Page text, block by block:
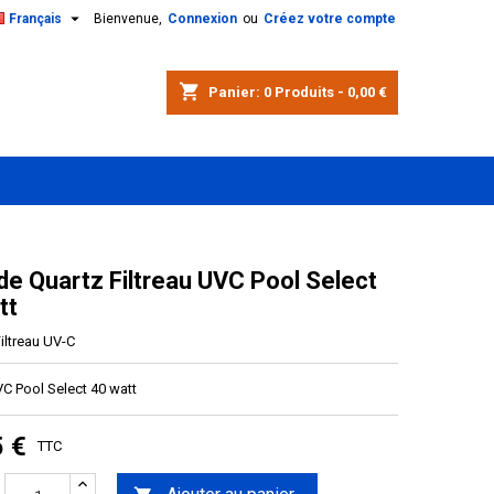
Bienvenue, Connexion ou Créez votre compte
Français 
shopping_cart Panier: 0 Produits - 0,00 €
Quartz Filtreau UVC Pool Select
UV-C
Pool Select 40 watt
€ TTC